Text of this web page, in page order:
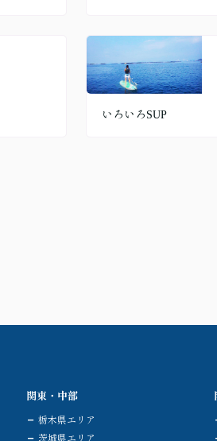
いろいろSUP
関東・中部
栃木県エリア
茨城県エリア